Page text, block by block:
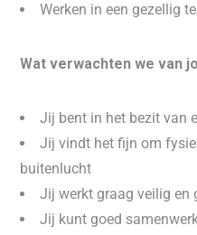
Werken in een gezellig
Wat verwachten we van
Jij bent in het bezit van
Jij vindt het fijn om
buitenlucht
Jij werkt graag veilig en
Jij kunt goed